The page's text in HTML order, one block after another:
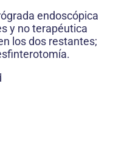
endoscópica
y no terapéutica
los dos restantes;